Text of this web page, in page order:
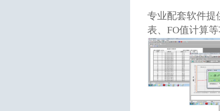
专业配套软件提
表、FO值计算